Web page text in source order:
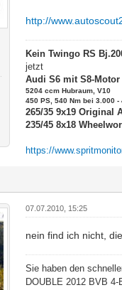
http://
Kein Twingo RS
jetzt
Audi S6 mit S8-Motor
5204 ccm Hubraum, V10
450 PS, 540 Nm bei 3.000 -
265/35 9x19 Original
235/45 8x18
https://
07.07.2010, 15:25
nein find ich nicht,
Sie haben den
DOUBLE 2012 BVB